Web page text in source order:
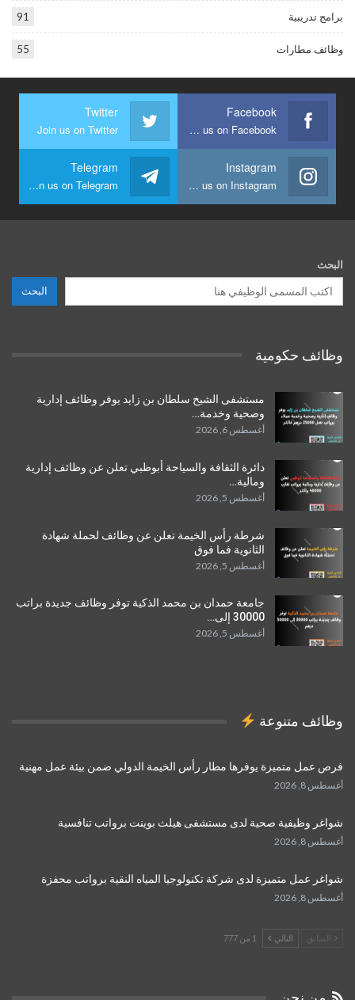
برامج تدريبية 91
وظائف مطارات 55
Facebook
Join us on Facebook
Twitter
Join us on Twitter
Instagram
Join us on Instagram
Telegram
Join us on Telegram
البحث
البحث
وظائف حكومية
مستشفى الشيخ سلطان بن زايد يوفر وظائف إدارية
وصحية وخدمة…
أغسطس 6, 2026
دائرة الثقافة والسياحة أبوظبي تعلن عن وظائف إدارية
ومالية…
أغسطس 5, 2026
شرطة رأس الخيمة تعلن عن وظائف لحملة شهادة
الثانوية فما فوق
أغسطس 5, 2026
جامعة حمدان بن محمد الذكية توفر وظائف جديدة براتب
30000 إلى…
أغسطس 5, 2026
وظائف متنوعة
فرص عمل متميزة يوفرها مطار رأس الخيمة الدولي ضمن بيئة عمل مهنية
أغسطس 8, 2026
شواغر وظيفية صحية لدى مستشفى هيلث بوينت برواتب تنافسية
أغسطس 8, 2026
شواغر عمل متميزة لدى شركة تكنولوجيا المياه النقية برواتب محفزة
أغسطس 8, 2026
السابق التالي 1 من 777